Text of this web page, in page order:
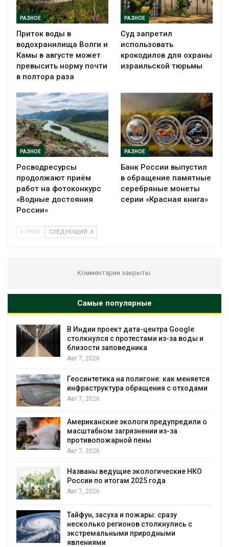
РАЗНОЕ
Приток воды в
водохранилища Волги и
Камы в августе может
превысить норму почти
в полтора раза
РАЗНОЕ
Суд запретил
использовать
крокодилов для охраны
израильской тюрьмы
РАЗНОЕ
Росводресурсы
продолжают приём
работ на фотоконкурс
«Водные достояния
России»
РАЗНОЕ
Банк России выпустил
в обращение памятные
серебряные монеты
серии «Красная книга»
PREV СЛЕДУЮЩИЙ
Комментарии закрыты.
Самые популярные
В Индии проект дата-центра Google
столкнулся с протестами из-за воды и
близости заповедника
Авг 7, 2026
Геосинтетика на полигоне: как меняется
инфраструктура обращения с отходами
Авг 7, 2026
Американские экологи предупредили о
масштабном загрязнении из-за
противопожарной пены
Авг 7, 2026
Названы ведущие экологические НКО
России по итогам 2025 года
Авг 7, 2026
Тайфун, засуха и пожары: сразу
несколько регионов столкнулись с
экстремальными природными
явлениями